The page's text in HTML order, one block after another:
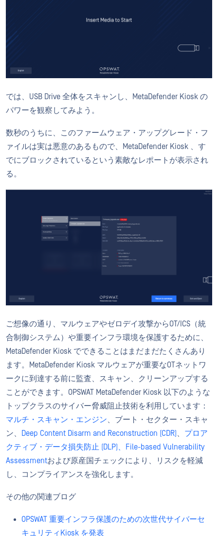
では、USB Drive 全体をスキャンし、MetaDefender Kiosk の
パワーを観察してみよう。
数秒のうちに、このファームウェア・アップグレード・フ
ァイルは実は悪意のあるもので、MetaDefender Kiosk 、す
でにブロックされているという素敵なレポートが表示され
る。
ご想像の通り、マルウェアやゼロデイ攻撃からOT/ICS（統
合制御システム）や重要インフラ環境を保護するために、
MetaDefender Kiosk でできることはまだまだたくさんあり
ます。MetaDefender Kiosk マルウェアが重要なOTネットワ
ークに到達する前に監査、スキャン、クリーンアップする
ことができます。OPSWAT MetaDefender Kiosk 以下のような
トップクラスのサイバー脅威阻止技術を利用しています：
マルチ・スキャン・エンジン、ブート・セクター・スキャ
ン、
Deep Content Disarm and Reconstruction (CDR)、 プロア
クティブ・データ損失防止 (DLP)、
File-based Vulnerability
Assessmentおよび原産国チェックにより、リスクを軽減
し、コンプライアンスを強化します。
その他の関連ブログ
OPSWAT 重要インフラ保護のための次世代サイバーセ
キュリティKiosk を発表